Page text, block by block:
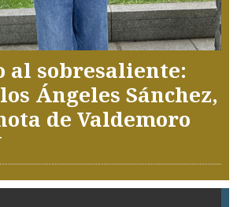
al sobresaliente:
Ángeles Sánchez,
de Valdemoro